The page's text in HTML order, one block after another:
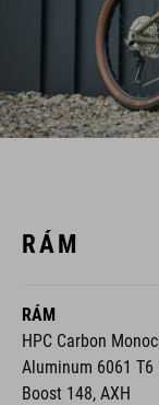
RÁM
RÁM
HPC Carbon
Aluminum 6061 T6
Boost 148, AXH